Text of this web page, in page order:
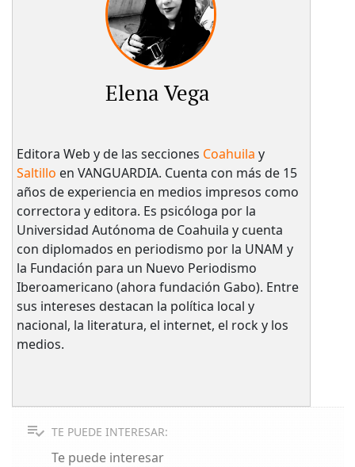
Elena Vega
Editora Web y de las secciones Coahuila y
Saltillo en VANGUARDIA. Cuenta con más de 15
años de experiencia en medios impresos como
correctora y editora. Es psicóloga por la
Universidad Autónoma de Coahuila y cuenta
con diplomados en periodismo por la UNAM y
la Fundación para un Nuevo Periodismo
Iberoamericano (ahora fundación Gabo). Entre
sus intereses destacan la política local y
nacional, la literatura, el internet, el rock y los
medios.
TE PUEDE INTERESAR:
Te puede interesar